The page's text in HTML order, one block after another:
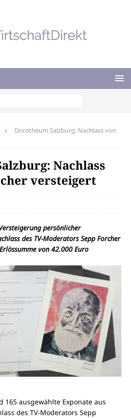
Dorotheum Salzburg: Nachlass von
Nachlass
versteigert
persönlicher
des TV-Moderators Sepp Forcher
von 42.000 Euro
ausgewählte Exponate aus
des TV-Moderators Sepp